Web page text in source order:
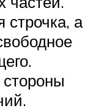
строчка, а